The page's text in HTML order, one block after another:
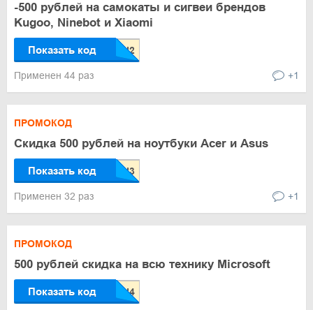
-500 рублей на самокаты и сигвеи брендов
Kugoo, Ninebot и Xiaomi
Показать код
Применен 44 раз +1
ПРОМОКОД
Скидка 500 рублей на ноутбуки Acer и Asus
Показать код
Применен 32 раз +1
ПРОМОКОД
500 рублей скидка на всю технику Microsoft
Показать код